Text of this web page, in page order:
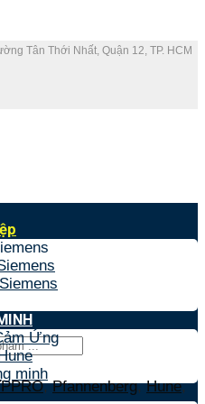
Tân Thới Nhất, Quận 12, TP. HCM
,Pfannenberg,Hune,
Ứng
minh